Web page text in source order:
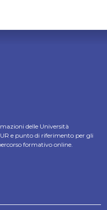
delle Università
e punto di riferimento per gli
formativo online.